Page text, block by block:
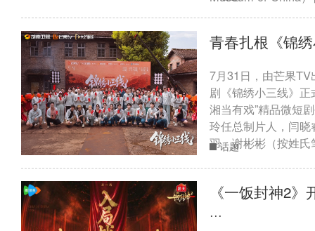
青春扎根《锦
7月31日，由芒果
剧《锦绣小三线》
湘当有戏”精品微短
玲任总制片人，闫
羽、谢彬彬（按姓氏
话题
《一饭封神2
···